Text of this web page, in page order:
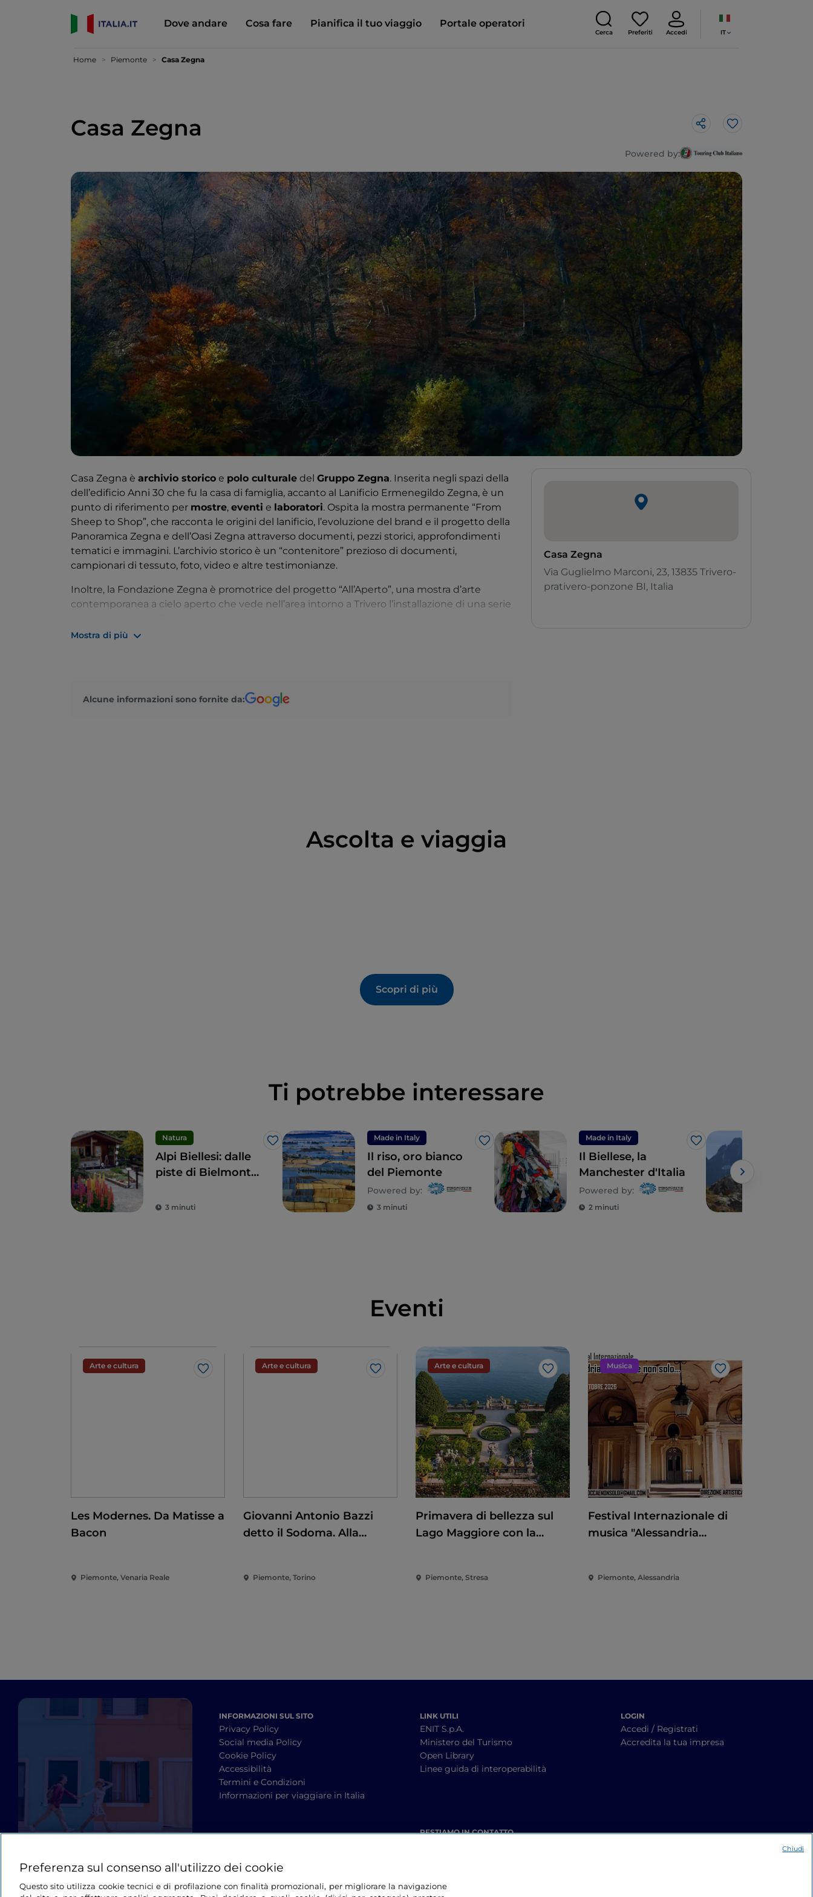
Dove andare Cosa fare Pianifica il tuo viaggio Portale operatori
Cerca Preferiti Accedi IT
Home Piemonte Casa Zegna
Casa Zegna Like
Powered by:
Casa Zegna è archivio storico e polo culturale del Gruppo Zegna. Inserita negli spazi della
dell’edificio Anni 30 che fu la casa di famiglia, accanto al Lanificio Ermenegildo Zegna, è un
punto di riferimento per mostre, eventi e laboratori. Ospita la mostra permanente “From
Sheep to Shop”, che racconta le origini del lanificio, l’evoluzione del brand e il progetto della
Panoramica Zegna e dell’Oasi Zegna attraverso documenti, pezzi storici, approfondimenti
tematici e immagini. L’archivio storico è un “contenitore” prezioso di documenti,
campionari di tessuto, foto, video e altre testimonianze.
Inoltre, la Fondazione Zegna è promotrice del progetto “All’Aperto”, una mostra d’arte
contemporanea a cielo aperto che vede nell’area intorno a Trivero l’installazione di una serie
Mostra di più
Alcune informazioni sono fornite da:
Casa Zegna
Via Guglielmo Marconi, 23, 13835 Trivero-
prativero-ponzone BI, Italia
Ascolta e viaggia
Scopri di più
Ti potrebbe interessare
Natura
Like
Alpi Biellesi: dalle
piste di Bielmonte
Oropa
3 minuti
Made in Italy
Like
Il riso, oro bianco
del Piemonte
Powered by:
3 minuti
Made in Italy
Like
Il Biellese, la
Manchester d'Italia
Powered by:
2 minuti
Eventi
Arte e cultura
Like
Les Modernes. Da Matisse a
Bacon
Piemonte, Venaria Reale
Arte e cultura
Like
Giovanni Antonio Bazzi
detto il Sodoma. Alla
Piemonte, Torino
Arte e cultura
Like
Primavera di bellezza sul
Lago Maggiore con la
Piemonte, Stresa
Musica
Like
Festival Internazionale di
musica "Alessandria
Piemonte, Alessandria
INFORMAZIONI SUL SITO
Privacy Policy
Social media Policy
Cookie Policy
Accessibilità
Termini e Condizioni
Informazioni per viaggiare in Italia
LINK UTILI
ENIT S.p.A.
Ministero del Turismo
Open Library
Linee guida di interoperabilità
RESTIAMO IN CONTATTO
LOGIN
Accedi / Registrati
Accredita la tua impresa
Preferenza sul consenso all'utilizzo dei cookie
Questo sito utilizza cookie tecnici e di profilazione con finalità promozionali, per migliorare la navigazione
Chiudi